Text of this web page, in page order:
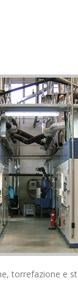
torrefazione e